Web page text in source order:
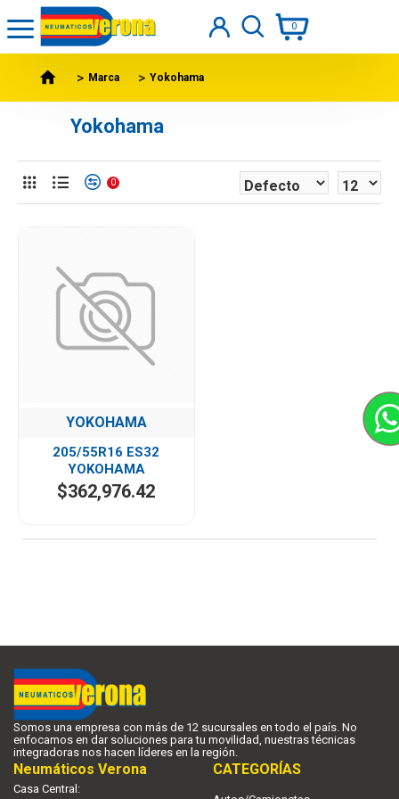
0
Marca Yokohama
Yokohama
0
YOKOHAMA
205/55R16 ES32
YOKOHAMA
$362,976.42
Somos una empresa con más de 12 sucursales en todo el país. No
enfocamos en dar soluciones para tu movilidad, nuestras técnicas
integradoras nos hacen líderes en la región.
Neumáticos Verona
Casa Central:
CATEGORÍAS